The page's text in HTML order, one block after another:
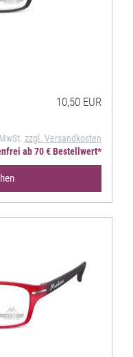
10,50 EUR
zzgl. Versandkosten
ab 70 € Bestellwert*